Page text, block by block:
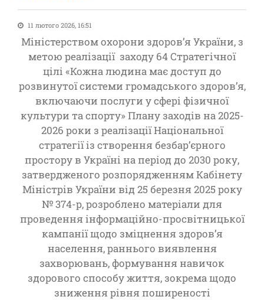
11 лютого 2026, 16:51
Міністерством охорони здоров’я України, з
метою реалізації заходу 64 Стратегічної
цілі «Кожна людина має доступ до
розвинутої системи громадського здоровʼя,
включаючи послуги у сфері фізичної
культури та спорту» Плану заходів на 2025-
2026 роки з реалізації Національної
стратегії із створення безбар’єрного
простору в Україні на період до 2030 року,
затвердженого розпорядженням Кабінету
Міністрів України від 25 березня 2025 року
№ 374-р, розроблено матеріали для
проведення інформаційно-просвітницької
кампанії щодо зміцнення здоров’я
населення, раннього виявлення
захворювань, формування навичок
здорового способу життя, зокрема щодо
зниження рівня поширеності